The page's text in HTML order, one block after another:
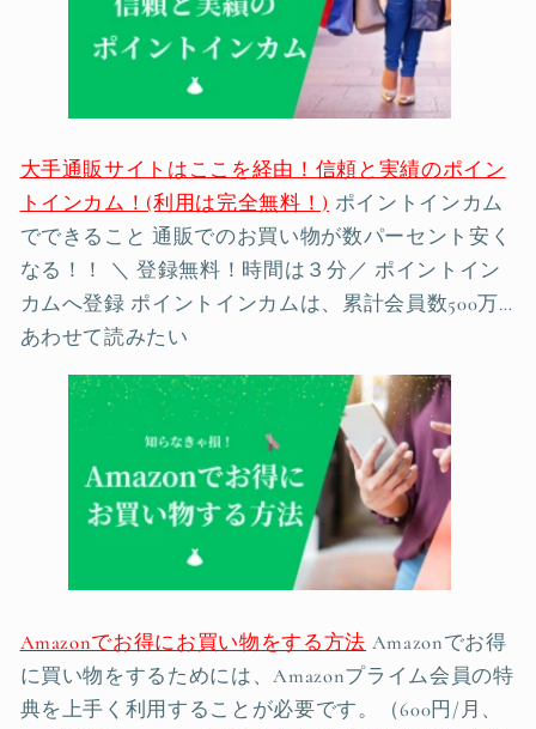
大手通販サイトはここを経由！信頼と実績のポイン
トインカム！(利用は完全無料！) ポイントインカム
でできること 通販でのお買い物が数パーセント安く
なる！！ ＼ 登録無料！時間は３分／ ポイントイン
カムへ登録 ポイントインカムは、累計会員数500万…
あわせて読みたい
Amazonでお得にお買い物をする方法 Amazonでお得
に買い物をするためには、Amazonプライム会員の特
典を上手く利用することが必要です。（600円/月、